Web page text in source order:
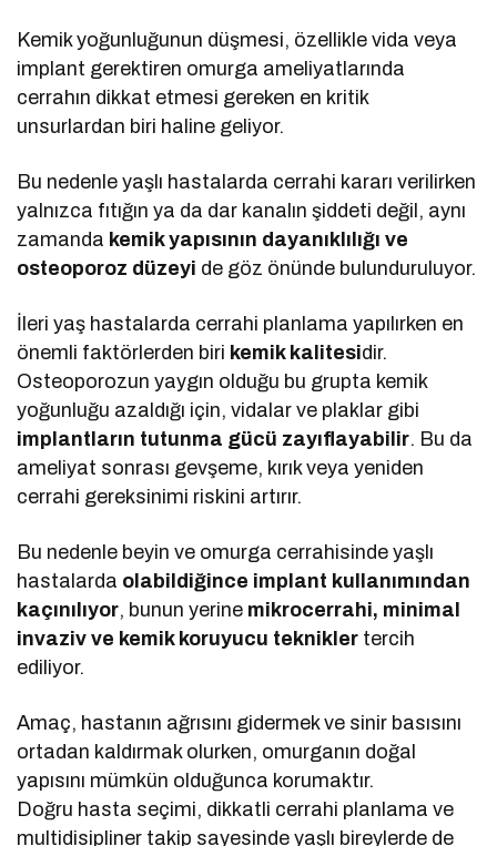
Kemik yoğunluğunun düşmesi, özellikle vida veya
implant gerektiren omurga ameliyatlarında
cerrahın dikkat etmesi gereken en kritik
unsurlardan biri haline geliyor.
Bu nedenle yaşlı hastalarda cerrahi kararı verilirken
yalnızca fıtığın ya da dar kanalın şiddeti değil, aynı
zamanda kemik yapısının dayanıklılığı ve
osteoporoz düzeyi de göz önünde bulunduruluyor.
İleri yaş hastalarda cerrahi planlama yapılırken en
önemli faktörlerden biri kemik kalitesidir.
Osteoporozun yaygın olduğu bu grupta kemik
yoğunluğu azaldığı için, vidalar ve plaklar gibi
implantların tutunma gücü zayıflayabilir. Bu da
ameliyat sonrası gevşeme, kırık veya yeniden
cerrahi gereksinimi riskini artırır.
Bu nedenle beyin ve omurga cerrahisinde yaşlı
hastalarda olabildiğince implant kullanımından
kaçınılıyor, bunun yerine mikrocerrahi, minimal
invaziv ve kemik koruyucu teknikler tercih
ediliyor.
Amaç, hastanın ağrısını gidermek ve sinir basısını
ortadan kaldırmak olurken, omurganın doğal
yapısını mümkün olduğunca korumaktır.
Doğru hasta seçimi, dikkatli cerrahi planlama ve
multidisipliner takip sayesinde yaşlı bireylerde de